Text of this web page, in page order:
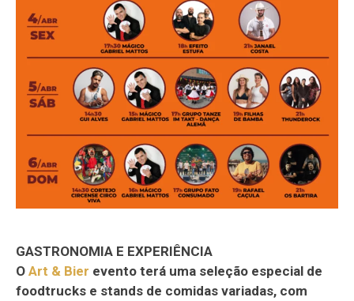
GASTRONOMIA E EXPERIÊNCIA
O Art & Bier evento terá uma seleção especial de
foodtrucks e stands de comidas variadas, com